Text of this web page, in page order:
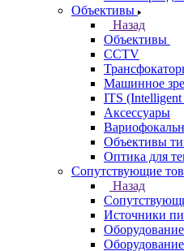
Объективы
Назад
Объективы
CCTV
Машинное
ITS (Intelligent
Аксессуары
Объективы
Оптика для
Сопутствующие
Назад
Источники